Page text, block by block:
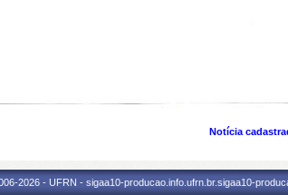
Notícia
2026 - UFRN - sigaa10-producao.info.ufrn.br.sigaa10-